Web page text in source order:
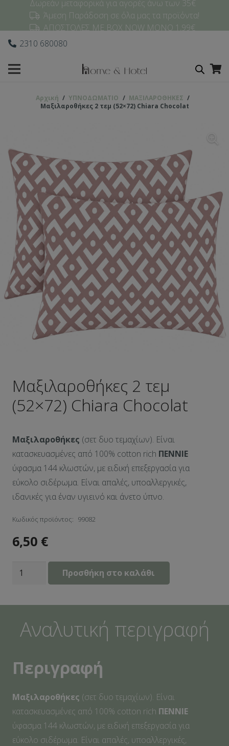
Δωρεάν μεταφορικά για αγορές άνω των 35€
Άμεση Παράδοση σε όλα μας τα προϊόντα!
ΑΠΟΣΤΟΛΕΣ ΜΕ BOX NOW ΜΟΝΟ 1,99€
2310 680080
Αρχική / ΥΠΝΟΔΩΜΑΤΙO / ΜΑΞΙΛΑΡΟΘΗΚΕΣ /
Μαξιλαροθήκες 2 τεμ (52×72) Chiara Chocolat
Μαξιλαροθήκες 2 τεμ
(52×72) Chiara Chocolat
Μαξιλαροθήκες (σετ δυο τεμαχίων). Είναι
κατασκευασμένες από 100% cotton rich ΠΕΝΝΙΕ
ύφασμα 144 κλωστών, με ειδική επεξεργασία για
εύκολο σιδέρωμα. Είναι απαλές, υποαλλεργικές,
ιδανικές για έναν υγιεινό και άνετο ύπνο.
Κωδικός προϊόντος: 99082
6,50 €
Μαξιλαροθήκες
Chiara
Chocolat
Προσθήκη στο καλάθι
Αναλυτική περιγραφή
Περιγραφή
Μαξιλαροθήκες (σετ δυο τεμαχίων). Είναι
κατασκευασμένες από 100% cotton rich ΠΕΝΝΙΕ
ύφασμα 144 κλωστών, με ειδική επεξεργασία για
εύκολο σιδέρωμα. Είναι απαλές, υποαλλεργικές,